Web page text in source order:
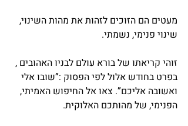
מעטים הם הזוכים לזהות את מהות השינוי,
שינוי פנימי, נשמתי.
זוהי קריאתו של בורא עולם לבניו האהובים ,
בפרט בחודש אלול לפי הפסוק :”שובו אלי
ואשובה אליכם”. צאו אל החיפוש האמיתי,
הפנימי, של מהותכם האלוקית.